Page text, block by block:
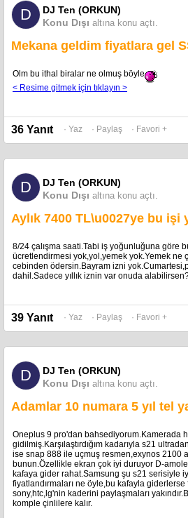
D
DJ Ten (ORKUN)
Konu Dışı altına konu açtı.
Mekana geldim fiyatlara gel
Olm bu ithal biralar ne olmuş böyle
< Resime gitmek için tıklayın >
36 Yanıt · Yaz · Paylaş · Favori +
D
DJ Ten (ORKUN)
Konu Dışı altına konu açtı.
Aylık 7400 TL\u0027ye bu işi
8/24 çalışma saati.Tabi iş yoğunluğuna göre
ücretlendirmesi yok,yol,yemek yok.Yemek ne
cebinden ödersin.Bayram izni
dahil.Sadece yıllık iznin var onuda
39 Yanıt · Yaz · Paylaş · Favori +
D
DJ Ten (ORKUN)
Konu Dışı altına konu açtı.
Adamlar 10 numara 5 yıl tel
Oneplus 9 pro'dan bahsediyorum.Kamerada
gidilmiş.Karşılaştırdığım kadarıyla s21
ise snap 888 ile uçmuş resmen,exynos 2100
bunun.Özellikle ekran çok iyi duruyor D-
kafaya gider rahat.Samsung şu s21 serisiyle
fiyatlandırmaları ne öyle,bu kafayla giderlerse
sony,htc,lg'nin kaderini paylaşmaları
komple çinlilere kalır.